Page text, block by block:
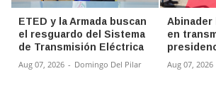
ETED y la Armada buscan
el resguardo del Sistema
de Transmisión Eléctrica
Aug 07, 2026 - Domingo Del Pilar
Abinader
en
Aug 07, 2026